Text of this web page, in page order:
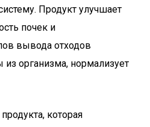
Продукт улучшает
почек и
вывода отходов
организма, нормализует
которая